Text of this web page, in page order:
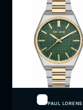
PAUL LORENS